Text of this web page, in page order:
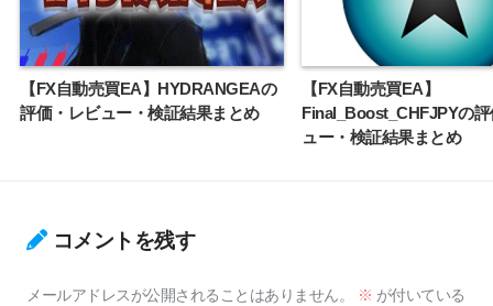
【FX自動売買EA】HYDRANGEAの
評価・レビュー・検証結果まとめ
【FX自動売買EA】
Final_Boost_CHFJPYの
ュー・検証結果まとめ
コメントを残す
メールアドレスが公開されることはありません。 ※ が付いている